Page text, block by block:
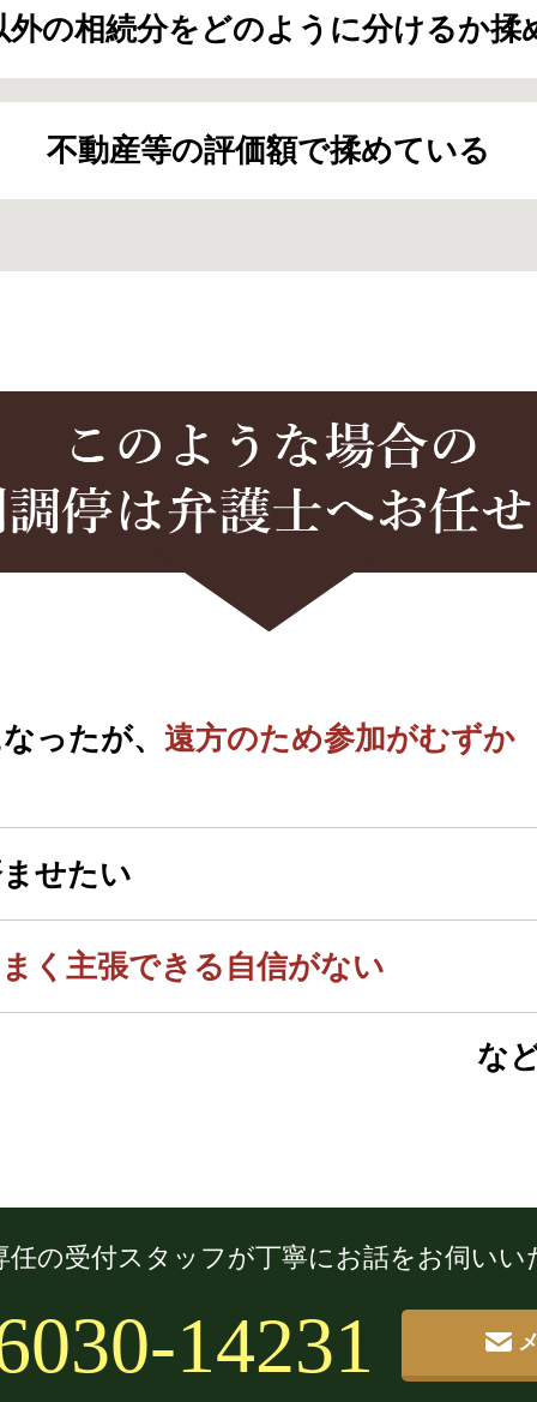
外の相続分をどのように分けるか揉
不動産等の評価額で揉めている
ったが、 遠方のため参加がむずか
せたい
く主張できる自信がない
な
任の受付スタッフが丁寧にお話をお伺いい
14231